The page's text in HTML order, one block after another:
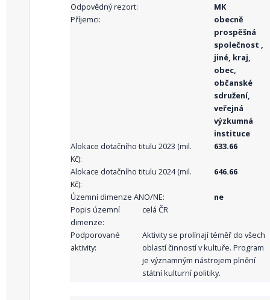
Odpovědný rezort:
MK
Příjemci:
obecně
prospěšná
společnost ,
jiné, kraj,
obec,
občanské
sdružení,
veřejná
výzkumná
instituce
Alokace dotačního titulu 2023 (mil.
Kč):
633.66
Alokace dotačního titulu 2024 (mil.
Kč):
646.66
Územní dimenze ANO/NE:
ne
Popis územní
dimenze:
celá ČR
Podporované
aktivity:
Aktivity se prolínají téměř do všech
oblastí činností v kultuře. Program
je významným nástrojem plnění
státní kulturní politiky.